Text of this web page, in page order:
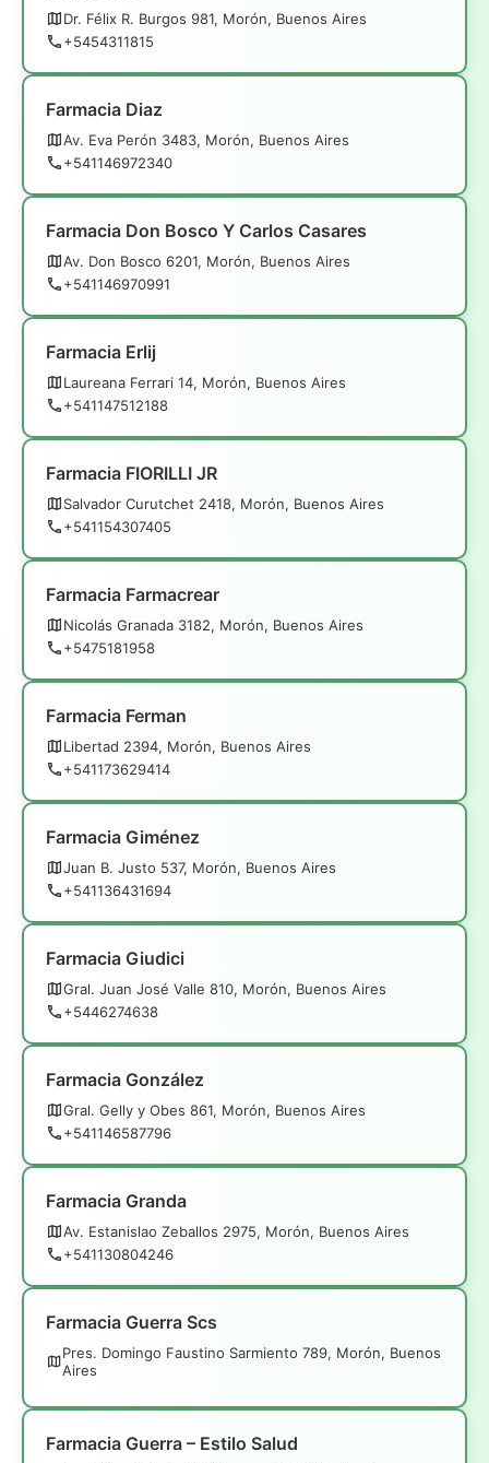
Dr. Félix R. Burgos 981, Morón, Buenos Aires
+5454311815
Farmacia Diaz
Av. Eva Perón 3483, Morón, Buenos Aires
+541146972340
Farmacia Don Bosco Y Carlos Casares
Av. Don Bosco 6201, Morón, Buenos Aires
+541146970991
Farmacia Erlij
Laureana Ferrari 14, Morón, Buenos Aires
+541147512188
Farmacia FIORILLI JR
Salvador Curutchet 2418, Morón, Buenos Aires
+541154307405
Farmacia Farmacrear
Nicolás Granada 3182, Morón, Buenos Aires
+5475181958
Farmacia Ferman
Libertad 2394, Morón, Buenos Aires
+541173629414
Farmacia Giménez
Juan B. Justo 537, Morón, Buenos Aires
+541136431694
Farmacia Giudici
Gral. Juan José Valle 810, Morón, Buenos Aires
+5446274638
Farmacia González
Gral. Gelly y Obes 861, Morón, Buenos Aires
+541146587796
Farmacia Granda
Av. Estanislao Zeballos 2975, Morón, Buenos Aires
+541130804246
Farmacia Guerra Scs
Pres. Domingo Faustino Sarmiento 789, Morón, Buenos
Aires
Farmacia Guerra – Estilo Salud